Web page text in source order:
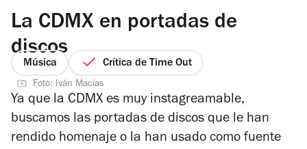
La CDMX en portadas de
discos
Música Crítica de Time Out
Foto: Iván Macías
Ya que la CDMX es muy instagreamable,
buscamos las portadas de discos que le han
rendido homenaje o la han usado como fuente